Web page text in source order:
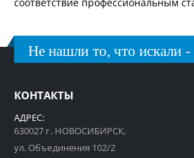
Не нашли то, что искали -
КОНТАКТЫ
АДРЕС:
630027 г. НОВОСИБИРСК,
ул. Объединения 102/2